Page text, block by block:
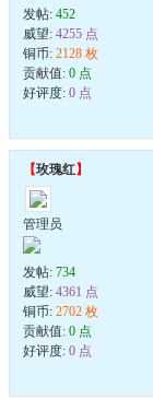
发帖: 452
威望: 4255 点
铜币: 2128 枚
贡献值: 0 点
好评度: 0 点
【玫瑰红】
管理员
发帖: 734
威望: 4361 点
铜币: 2702 枚
贡献值: 0 点
好评度: 0 点